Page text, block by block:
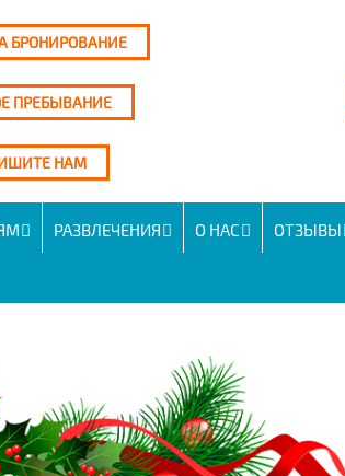
БРОНИРОВАНИЕ
ПРЕБЫВАНИЕ
НАМ
РАЗВЛЕЧЕНИЯ О НАС ОТЗЫВЫ